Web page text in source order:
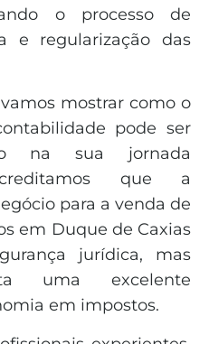
o processo de
e regularização das
mostrar como o
pode ser
na sua jornada
que a
para a venda de
em Duque de Caxias
jurídica, mas
uma excelente
em impostos.